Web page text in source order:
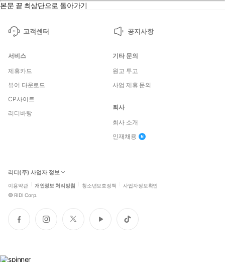
본문 끝 최상단으로 돌아가기
고객센터 공지사항
서비스
제휴카드
뷰어 다운로드
CP사이트
리디바탕
기타 문의
원고 투고
사업 제휴 문의
회사
회사 소개
인재채용
리디(주) 사업자 정보
이용약관 개인정보 처리방침 청소년보호정책 사업자정보확인
© RIDI Corp.
페
이
인
스
트
위
유
튜
틱
톡